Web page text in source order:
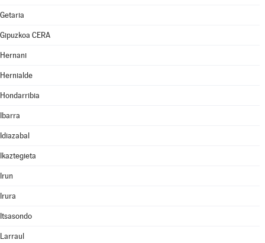
Getaria
Gipuzkoa CERA
Hernani
Hernialde
Hondarribia
Ibarra
Idiazabal
Ikaztegieta
Irun
Irura
Itsasondo
Larraul